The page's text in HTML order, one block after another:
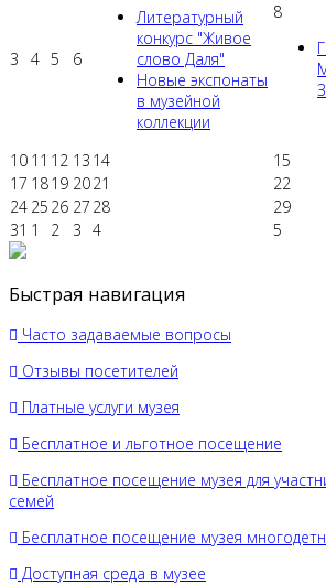
3 4 5 6
Литературный
конкурс "Живое
слово Даля"
Новые экспонаты
в музейной
коллекции
8
10 11 12 13 14 15
17 1819 2021 22
24 25 26 27 28 29
31 1 2 3 4 5
Быстрая навигация
Часто задаваемые вопросы
Отзывы посетителей
Платные услуги музея
Бесплатное и льготное посещение
Бесплатное посещение музея для
семей
Бесплатное посещение музея
Доступная среда в музее